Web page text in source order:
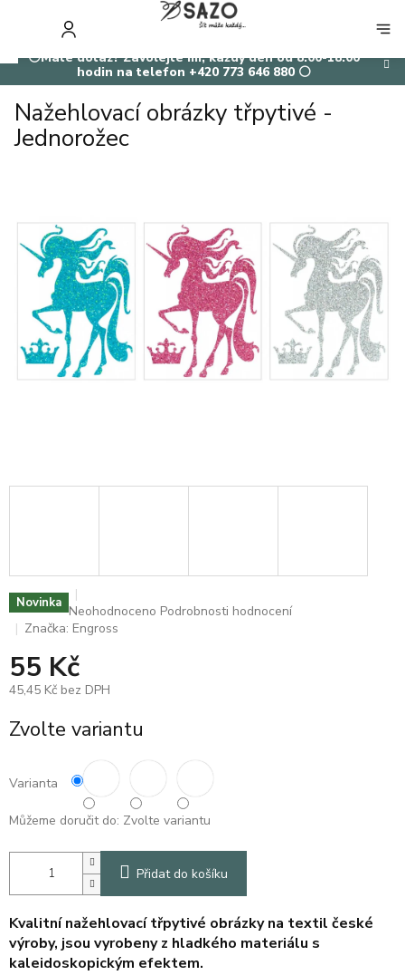
⚪Máte dotaz? Zavolejte mi, každý den od 8:00-18:00
hodin na telefon +420 773 646 880 ⚪
KOŠÍK
Nažehlovací obrázky třpytivé -
Jednorožec
Novinka Průměrné
hodnocení
je
0,0
z
hvězdiček.
Neohodnoceno Podrobnosti hodnocení
Značka: Engross
55 Kč
45,45 Kč bez DPH
cena:
Zvolte variantu
Varianta
Můžeme doručit do: Zvolte variantu
Přidat do košíku
Kvalitní nažehlovací třpytivé obrázky na textil české
výroby, jsou vyrobeny z hladkého materiálu s
kaleidoskopickým efektem.